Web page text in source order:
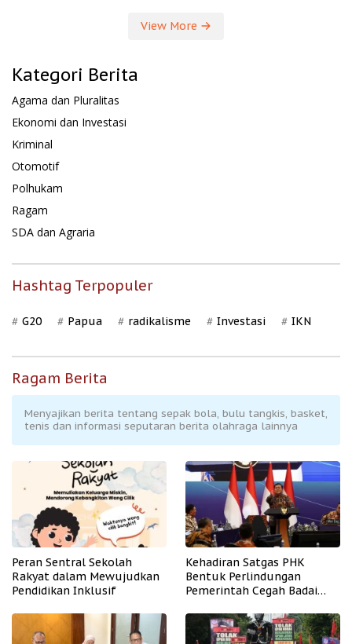
View More
Kategori Berita
Agama dan Pluralitas
Ekonomi dan Investasi
Kriminal
Otomotif
Polhukam
Ragam
SDA dan Agraria
Hashtag Terpopuler
G20 Papua radikalisme Investasi IKN
Ragam Berita
Menyajikan berita tentang sepak bola, bulu tangkis, basket,
tenis dan informasi seputaran berita olahraga lainnya
Peran Sentral Sekolah
Rakyat dalam Mewujudkan
Pendidikan Inklusif
Kehadiran Satgas PHK
Bentuk Perlindungan
Pemerintah Cegah Badai